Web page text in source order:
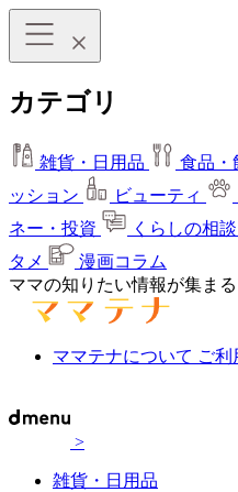
カテゴリ
雑貨・日用品 食品・
ッション
ビューティ
ネー・投資
くらしの相談
タメ
漫画コラム
ママの知りたい情報が集ま
ママテナについて ご利
>
雑貨・日用品